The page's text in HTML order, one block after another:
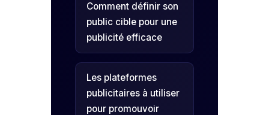
Comment définir son
public cible pour une
publicité efficace
Les plateformes
publicitaires à utiliser
pour promouvoir